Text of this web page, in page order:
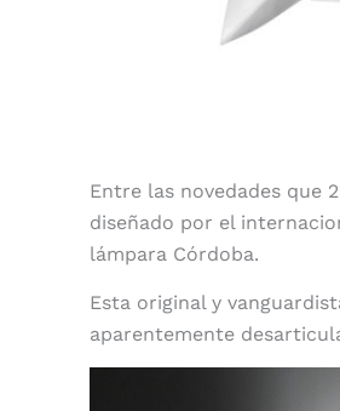
Entre las novedades que
diseñado por el
lámpara Córdoba.
Esta original y
aparentemente